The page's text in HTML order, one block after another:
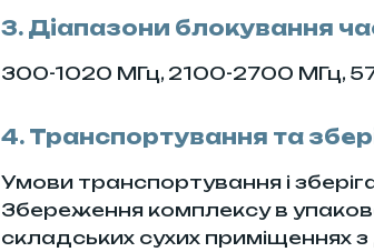
3. Діапазони блокування
300-1020 МГц, 2100-2700 МГц,
4. Транспортування та
Умови транспортування і
Збереження комплексу в
складських сухих приміщеннях